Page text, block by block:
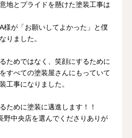
地とプライドを懸けた塗装工事は
様が「お願いしてよかった」と僕
りました。
ためではなく、笑顔にするために
すべての塗装屋さんにもっていて
工事になりました。
ために塗装に邁進します！！
野中央店を選んでくださりありが